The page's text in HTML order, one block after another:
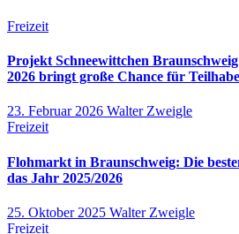
Freizeit
Projekt Schneewittchen
2026 bringt große Chance für Teilhabe
23. Februar 2026 Walter Zweigle
Freizeit
Flohmarkt in Braunschweig: Die
das Jahr 2025/2026
25. Oktober 2025 Walter Zweigle
Freizeit